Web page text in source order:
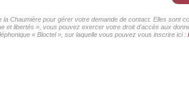
Chaumière pour gérer votre demande de contact. Elles sont
et libertés », vous pouvez exercer votre droit d'accès aux
« Bloctel », sur laquelle vous pouvez vous inscrire ici :